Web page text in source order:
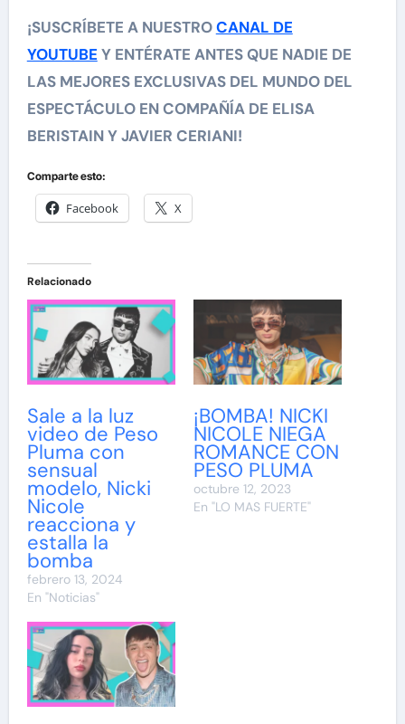
¡SUSCRÍBETE A NUESTROCANAL DE
YOUTUBE Y ENTÉRATE ANTES QUE NADIE DE
LAS MEJORES EXCLUSIVAS DEL MUNDO DEL
ESPECTÁCULO EN COMPAÑÍA DE ELISA
BERISTAIN Y JAVIER CERIANI!
Comparte esto:
Facebook X
Relacionado
Sale a la luz
video de Peso
Pluma con
sensual
modelo, Nicki
Nicole
reacciona y
estalla la
bomba
febrero 13, 2024
En "Noticias"
¡BOMBA! NICKI
NICOLE NIEGA
ROMANCE CON
PESO PLUMA
octubre 12, 2023
En "LO MAS FUERTE"